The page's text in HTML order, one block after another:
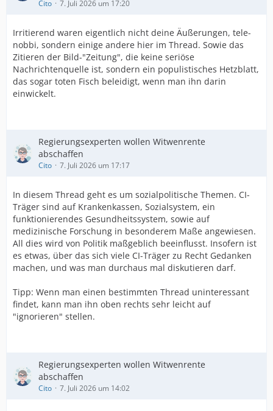
Cito 7. Juli 2026 um 17:20
Irritierend waren eigentlich nicht deine Äußerungen, tele-
nobbi, sondern einige andere hier im Thread. Sowie das
Zitieren der Bild-"Zeitung", die keine seriöse
Nachrichtenquelle ist, sondern ein populistisches Hetzblatt,
das sogar toten Fisch beleidigt, wenn man ihn darin
einwickelt.
Regierungsexperten wollen Witwenrente
abschaffen
Cito 7. Juli 2026 um 17:17
In diesem Thread geht es um sozialpolitische Themen. CI-
Träger sind auf Krankenkassen, Sozialsystem, ein
funktionierendes Gesundheitssystem, sowie auf
medizinische Forschung in besonderem Maße angewiesen.
All dies wird von Politik maßgeblich beeinflusst. Insofern ist
es etwas, über das sich viele CI-Träger zu Recht Gedanken
machen, und was man durchaus mal diskutieren darf.
Tipp: Wenn man einen bestimmten Thread uninteressant
findet, kann man ihn oben rechts sehr leicht auf
"ignorieren" stellen.
Regierungsexperten wollen Witwenrente
abschaffen
Cito 7. Juli 2026 um 14:02